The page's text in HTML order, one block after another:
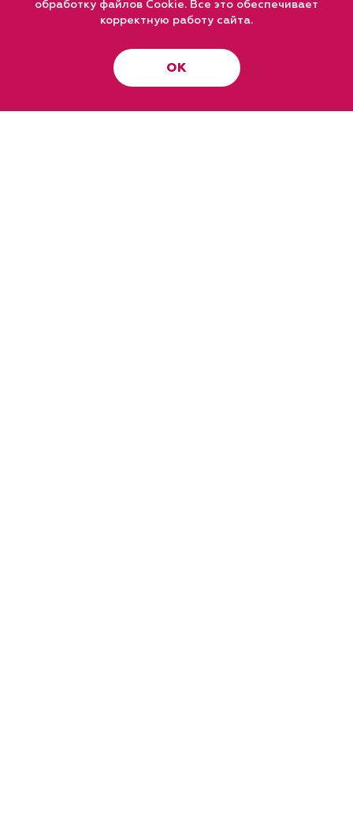
обработку файлов Cookie. Все это обеспечивает
корректную работу сайта.
ОК